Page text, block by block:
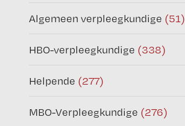
Algemeen verpleegkundige (51)
HBO-verpleegkundige (338)
Helpende (277)
MBO-Verpleegkundige (276)